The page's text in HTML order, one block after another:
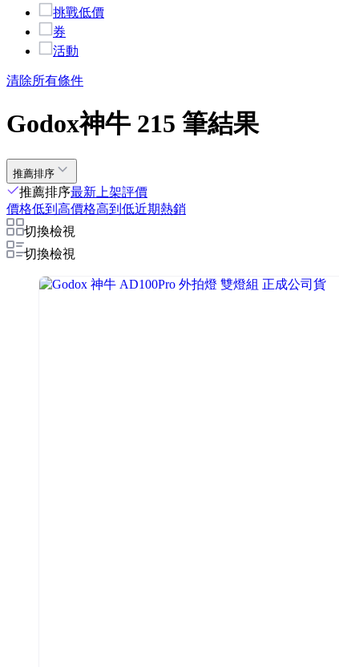
挑戰低價
券
活動
清除所有條件
Godox神牛 215 筆結果
推薦排序
推薦排序最新上架評價
價格低到高價格高到低近期熱銷
切換檢視
切換檢視